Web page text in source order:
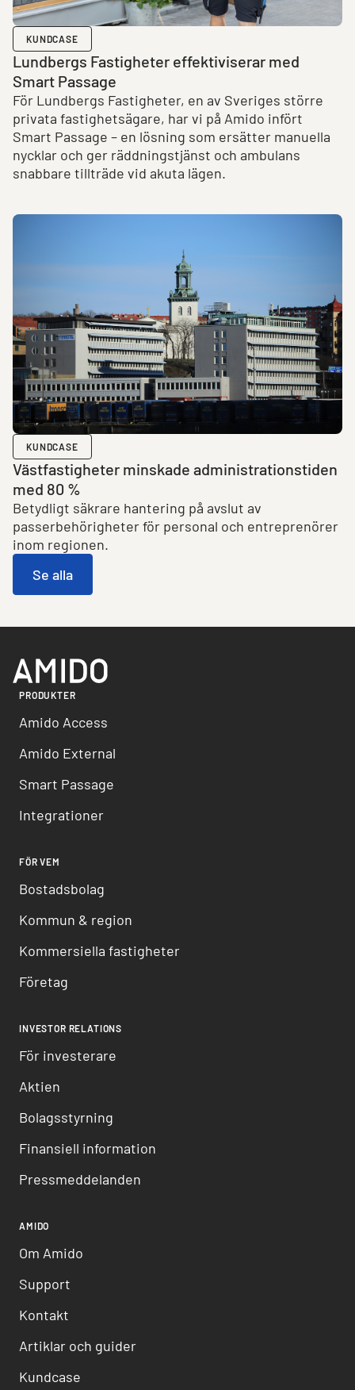
KUNDCASE
Lundbergs Fastigheter effektiviserar med
Smart Passage
För Lundbergs Fastigheter, en av Sveriges större
privata fastighetsägare, har vi på Amido infört
Smart Passage – en lösning som ersätter manuella
nycklar och ger räddningstjänst och ambulans
snabbare tillträde vid akuta lägen.
KUNDCASE
Västfastigheter minskade administrations­­tiden
med 80 %
Betydligt säkrare hantering på avslut av
passerbehörigheter för personal och entreprenörer
inom regionen.
Se alla
PRODUKTER
Amido Access
Amido External
Smart Passage
Integrationer
FÖR VEM
Bostadsbolag
Kommun & region
Kommersiella fastigheter
Företag
INVESTOR RELATIONS
För investerare
Aktien
Bolagsstyrning
Finansiell information
Pressmeddelanden
AMIDO
Om Amido
Support
Kontakt
Artiklar och guider
Kundcase